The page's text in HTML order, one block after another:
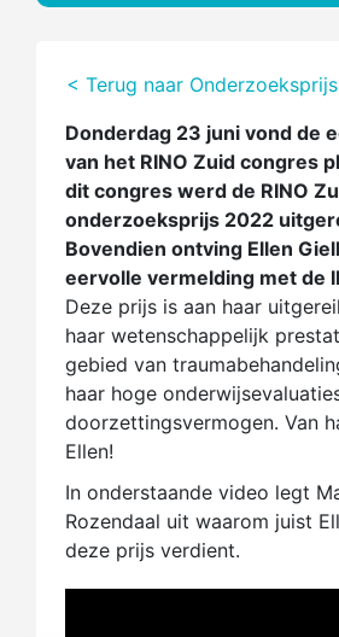
< Terug naar
Donderdag 23 juni vond de
van het RINO Zuid congres
dit congres werd de RINO
onderzoeksprijs 2022
Bovendien ontving Ellen
eervolle vermelding met de
Deze prijs is aan haar
haar wetenschappelijk
gebied van
haar hoge
doorzettingsvermogen. Van
Ellen!
In onderstaande video legt
Rozendaal uit waarom juist
deze prijs verdient.